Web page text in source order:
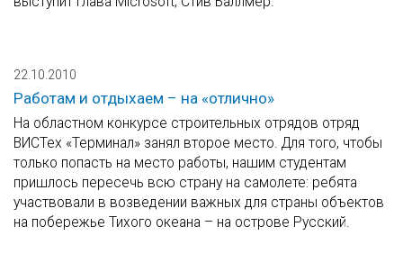
22.10.2010
Работам и отдыхаем – на «отлично»
На областном конкурсе строительных отрядов отряд
ВИСТех «Терминал» занял второе место. Для того, чтобы
только попасть на место работы, нашим студентам
пришлось пересечь всю страну на самолете: ребята
участвовали в возведении важных для страны объектов
на побережье Тихого океана – на острове Русский.